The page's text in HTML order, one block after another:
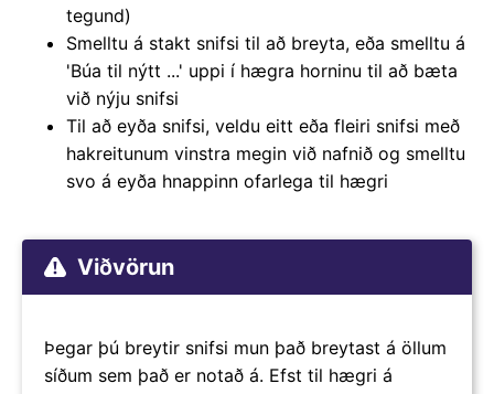
tegund)
Smelltu á stakt snifsi til að breyta, eða smelltu á
'Búa til nýtt ...' uppi í hægra horninu til að bæta
við nýju snifsi
Til að eyða snifsi, veldu eitt eða fleiri snifsi með
hakreitunum vinstra megin við nafnið og smelltu
svo á eyða hnappinn ofarlega til hægri
Viðvörun
Þegar þú breytir snifsi mun það breytast á öllum
síðum sem það er notað á. Efst til hægri á